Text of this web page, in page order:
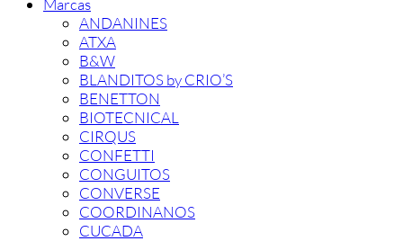
Marcas
ANDANINES
ATXA
B&W
BLANDITOS by CRIO’S
BENETTON
BIOTECNICAL
CIRQUS
CONFETTI
CONGUITOS
CONVERSE
COORDINANOS
CUCADA